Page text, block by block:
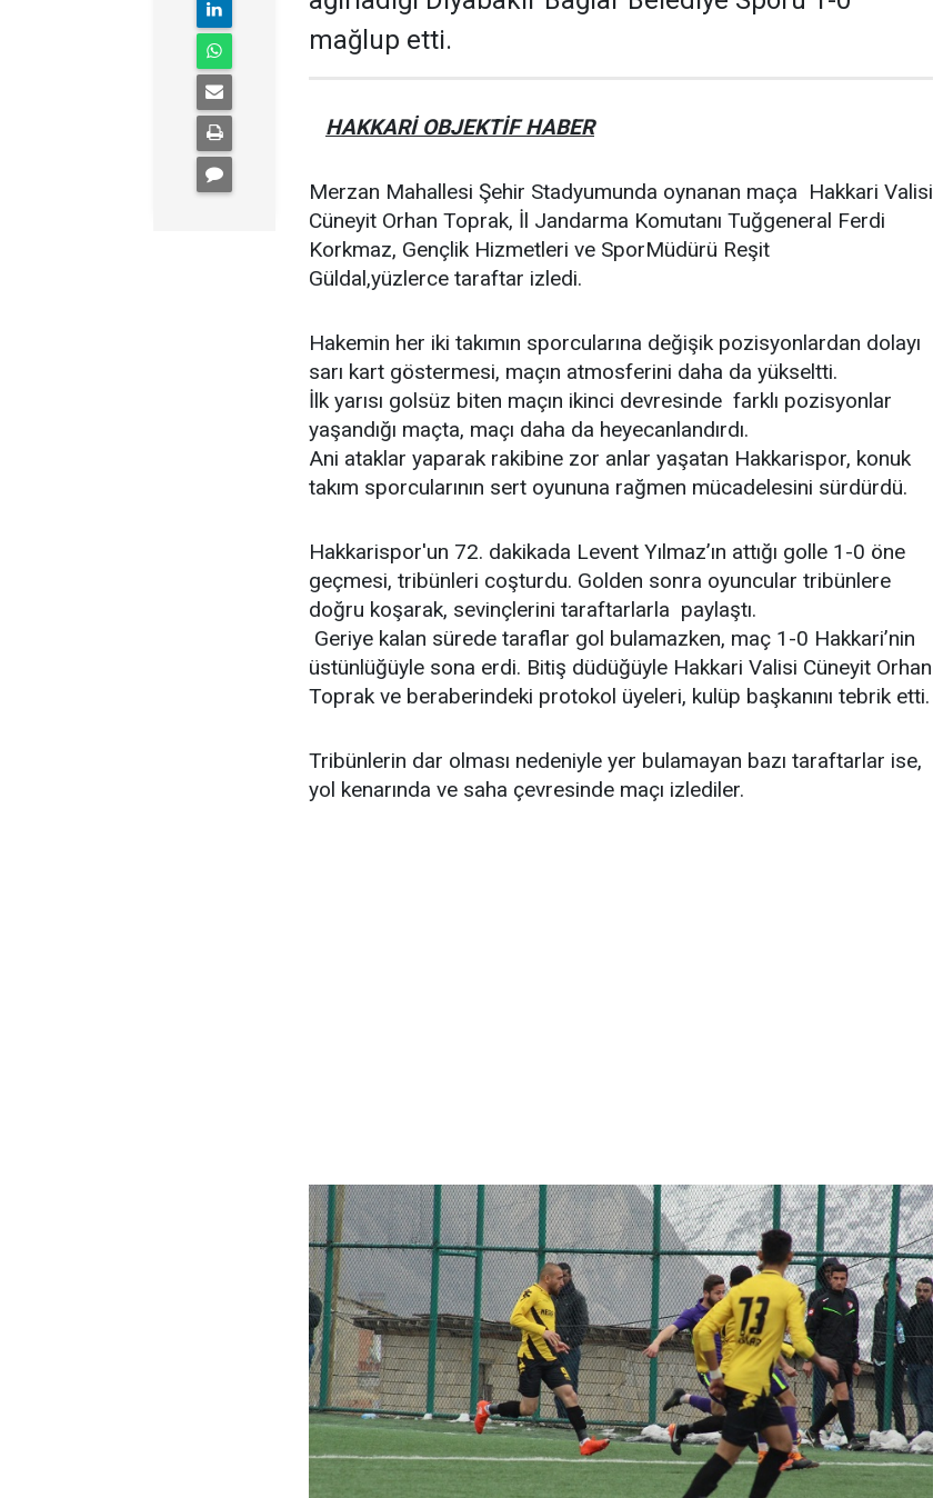
mağlup etti.
HAKKARİ OBJEKTİF HABER
Merzan Mahallesi Şehir Stadyumunda oynanan maça Hakkari Valisi
Cüneyit Orhan Toprak, İl Jandarma Komutanı Tuğgeneral Ferdi
Korkmaz, Gençlik Hizmetleri ve SporMüdürü Reşit
Güldal,yüzlerce taraftar izledi.
Hakemin her iki takımın sporcularına değişik pozisyonlardan dolayı
sarı kart göstermesi, maçın atmosferini daha da yükseltti.
İlk yarısı golsüz biten maçın ikinci devresinde farklı pozisyonlar
yaşandığı maçta, maçı daha da heyecanlandırdı.
Ani ataklar yaparak rakibine zor anlar yaşatan Hakkarispor, konuk
takım sporcularının sert oyununa rağmen mücadelesini sürdürdü.
Hakkarispor'un 72. dakikada Levent Yılmaz’ın attığı golle 1-0 öne
geçmesi, tribünleri coşturdu. Golden sonra oyuncular tribünlere
doğru koşarak, sevinçlerini taraftarlarla paylaştı.
Geriye kalan sürede taraflar gol bulamazken, maç 1-0 Hakkari’nin
üstünlüğüyle sona erdi. Bitiş düdüğüyle Hakkari Valisi Cüneyit Orhan
Toprak ve beraberindeki protokol üyeleri, kulüp başkanını tebrik etti.
Tribünlerin dar olması nedeniyle yer bulamayan bazı taraftarlar ise,
yol kenarında ve saha çevresinde maçı izlediler.